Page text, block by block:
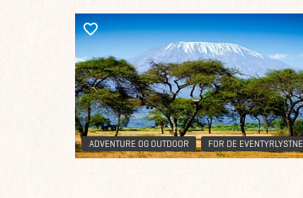
ADVENTURE OG OUTDOOR FOR DE EVENTYRLYSTNE